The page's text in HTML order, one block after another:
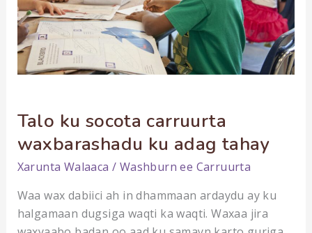
Talo ku socota carruurta
waxbarashadu ku adag tahay
Xarunta Walaaca / Washburn ee Carruurta
Waa wax dabiici ah in dhammaan ardaydu ay ku
halgamaan dugsiga waqti ka waqti. Waxaa jira